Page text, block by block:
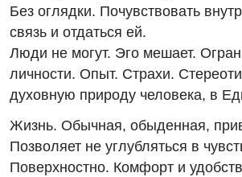
Без оглядки. Почувствовать
связь и отдаться ей.
Люди не могут. Эго мешает.
личности. Опыт. Страхи.
духовную природу человека, в
Жизнь. Обычная, обыденная,
Позволяет не углубляться в
Поверхностно. Комфорт и